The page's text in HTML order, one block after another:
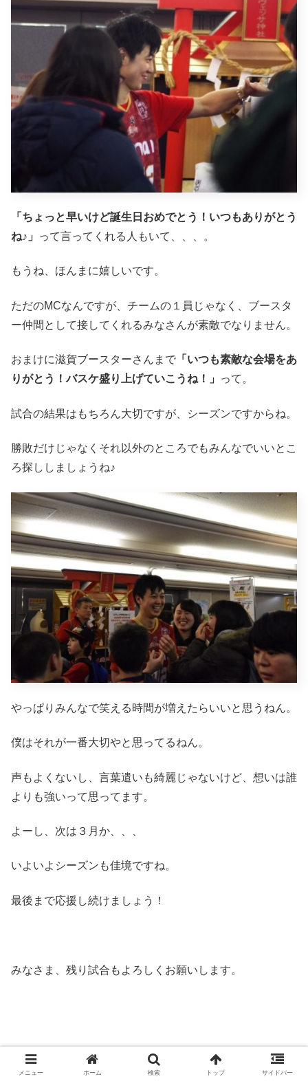
「ちょっと早いけど誕生日おめでとう！いつもありがとう
ね♪」
って言ってくれる人もいて、、、。
もうね、ほんまに嬉しいです。
ただのMCなんですが、チームの１員じゃなく、ブースタ
ー仲間として接してくれるみなさんが素敵でなりません。
おまけに滋賀ブースターさんまで 「いつも素敵な会場をあ
りがとう！バスケ盛り上げていこうね！」
って。
試合の結果はもちろん大切ですが、シーズンですからね。
勝敗だけじゃなくそれ以外のところでもみんなでいいとこ
ろ探ししましょうね♪
やっぱりみんなで笑える時間が増えたらいいと思うねん。
僕はそれが一番大切やと思ってるねん。
声もよくないし、言葉遣いも綺麗じゃないけど、想いは誰
よりも強いって思ってます。
よーし、次は３月か、、、
いよいよシーズンも佳境ですね。
最後まで応援し続けましょう！
みなさま、残り試合もよろしくお願いします。
メニュー ホーム 検索 トップ サイドバー